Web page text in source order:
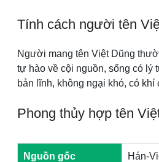
Tính cách người tên
Người mang tên Việt Dũng
tự hào về cội nguồn, sống có lý
bản lĩnh, không ngại khó, có khí
Phong thủy hợp tên
Nguồn gốc Hán-